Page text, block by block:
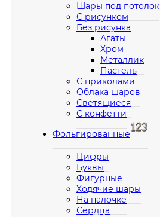
Шары под потолок
С рисунком
Без рисунка
Агаты
Хром
Металлик
Пастель
С приколами
Облака шаров
Светящиеся
С конфетти
Фольгированные
Цифры
Буквы
Фигурные
Ходячие шары
На палочке
Сердца